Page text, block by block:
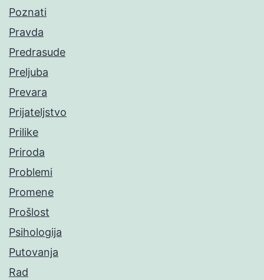
Poznati
Pravda
Predrasude
Preljuba
Prevara
Prijateljstvo
Prilike
Priroda
Problemi
Promene
Prošlost
Psihologija
Putovanja
Rad